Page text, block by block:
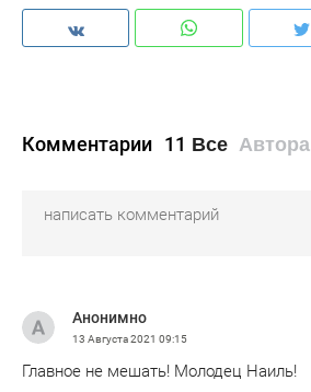
Комментарии 11 Все Автора
Анонимно
13 Августа 2021 09:15
Главное не мешать! Молодец Наиль!